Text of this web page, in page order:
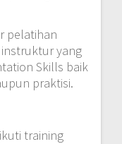
pelatihan
yang
Skills baik
praktisi.
training